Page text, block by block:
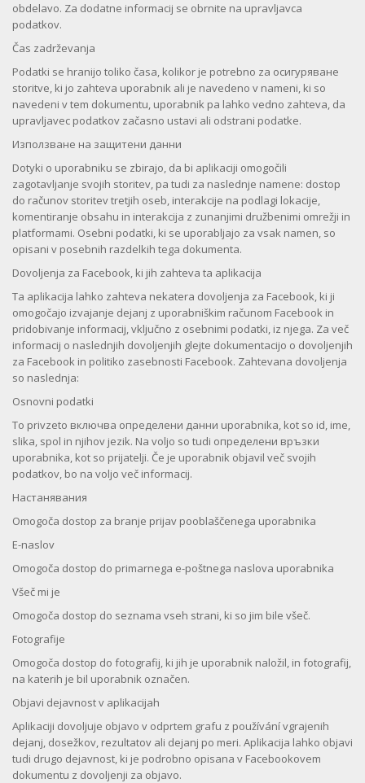
obdelavo. Za dodatne informacij se obrnite na upravljavca
podatkov.
Čas zadrževanja
Podatki se hranijo toliko časa, kolikor je potrebno za осигуряване
storitve, ki jo zahteva uporabnik ali je navedeno v nameni, ki so
navedeni v tem dokumentu, uporabnik pa lahko vedno zahteva, da
upravljavec podatkov začasno ustavi ali odstrani podatke.
Използване на защитени данни
Dotyki o uporabniku se zbirajo, da bi aplikaciji omogočili
zagotavljanje svojih storitev, pa tudi za naslednje namene: dostop
do računov storitev tretjih oseb, interakcije na podlagi lokacije,
komentiranje obsahu in interakcija z zunanjimi družbenimi omrežji in
platformami. Osebni podatki, ki se uporabljajo za vsak namen, so
opisani v posebnih razdelkih tega dokumenta.
Dovoljenja za Facebook, ki jih zahteva ta aplikacija
Ta aplikacija lahko zahteva nekatera dovoljenja za Facebook, ki ji
omogočajo izvajanje dejanj z uporabniškim računom Facebook in
pridobivanje informacij, vključno z osebnimi podatki, iz njega. Za več
informacij o naslednjih dovoljenjih glejte dokumentacijo o dovoljenjih
za Facebook in politiko zasebnosti Facebook. Zahtevana dovoljenja
so naslednja:
Osnovni podatki
To privzeto включва определени данни uporabnika, kot so id, ime,
slika, spol in njihov jezik. Na voljo so tudi определени връзки
uporabnika, kot so prijatelji. Če je uporabnik objavil več svojih
podatkov, bo na voljo več informacij.
Настанявания
Omogoča dostop za branje prijav pooblaščenega uporabnika
E-naslov
Omogoča dostop do primarnega e-poštnega naslova uporabnika
Všeč mi je
Omogoča dostop do seznama vseh strani, ki so jim bile všeč.
Fotografije
Omogoča dostop do fotografij, ki jih je uporabnik naložil, in fotografij,
na katerih je bil uporabnik označen.
Objavi dejavnost v aplikacijah
Aplikaciji dovoljuje objavo v odprtem grafu z používání vgrajenih
dejanj, dosežkov, rezultatov ali dejanj po meri. Aplikacija lahko objavi
tudi drugo dejavnost, ki je podrobno opisana v Facebookovem
dokumentu z dovoljenji za objavo.